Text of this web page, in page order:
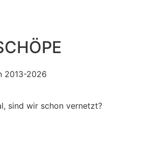
2013-2026
sind wir schon vernetzt?